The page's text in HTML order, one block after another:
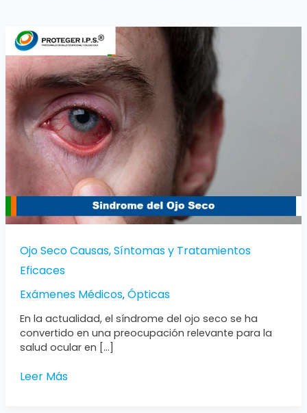
Ojo Seco Causas, Síntomas y Tratamientos
Eficaces
Exámenes Médicos, Ópticas
En la actualidad, el síndrome del ojo seco se ha
convertido en una preocupación relevante para la
salud ocular en […]
Ojo
Seco
Causas,
Síntomas
y
Tratamientos
Eficaces
Leer Más